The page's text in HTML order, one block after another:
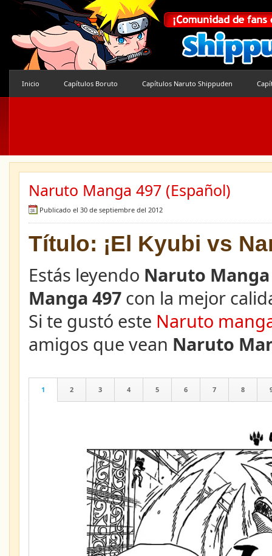
Inicio Capítulos Boruto Capítulos Naruto Shippuden
Naruto Manga 497 (Español)
Publicado el 30 de septiembre del 2012
Título: ¡El Kyubi vs
Estás leyendo Naruto Manga
Manga 497 con la mejor
Si te gustó este Naruto
amigos que vean Naruto
1 2 3 4 5 6 7 8